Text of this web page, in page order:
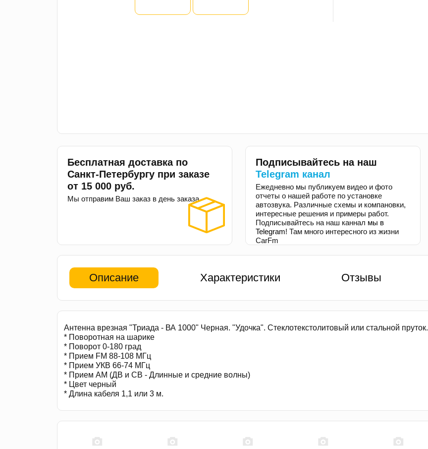
Бесплатная доставка по
Санкт-Петербургу при заказе
от 15 000 руб.
Мы отправим Ваш заказ в день заказа.
Подписывайтесь на наш
Telegram канал
Ежедневно мы публикуем видео и фото
отчеты о нашей работе по установке
автозвука. Различные схемы и компановки,
интересные решения и примеры работ.
Подписывайтесь на наш каннал мы в
Telegram! Там много интересного из жизни
CarFm
Описание Характеристики Отзывы
Антенна врезная "Триада - ВА 1000" Черная. "Удочка". Стеклотекстолитовый или стальной пруток.
* Поворотная на шарике
* Поворот 0-180 град
* Прием FM 88-108 МГц
* Прием УКВ 66-74 МГц
* Прием АМ (ДВ и СВ - Длинные и средние волны)
* Цвет черный
* Длина кабеля 1,1 или 3 м.